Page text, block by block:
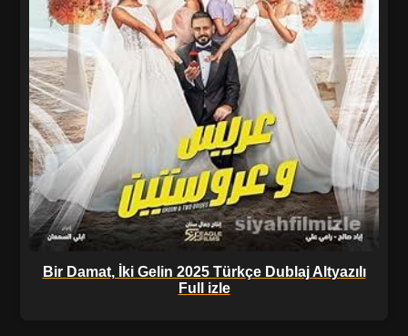
Bir Damat, İki Gelin 2025 Türkçe Dublaj Altyazılı
Full izle